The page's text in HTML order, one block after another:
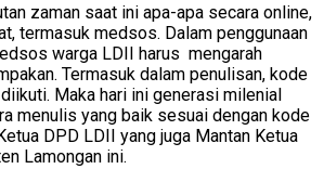
zaman saat ini apa-apa secara online,
termasuk medsos. Dalam penggunaan
warga LDII harus mengarah
Termasuk dalam penulisan, kode
Maka hari ini generasi milenial
menulis yang baik sesuai dengan kode
DPD LDII yang juga Mantan Ketua
Lamongan ini.